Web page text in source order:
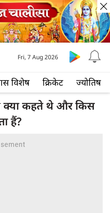
विशेष क्रिकेट ज्योतिष
Fri, 7 Aug 2026
क्या कहते थे और किस
हैं?